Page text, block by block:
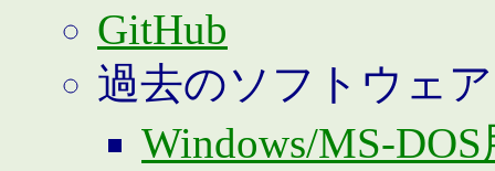
GitHub
過去のソフトウェア
Windows/MS-DOS